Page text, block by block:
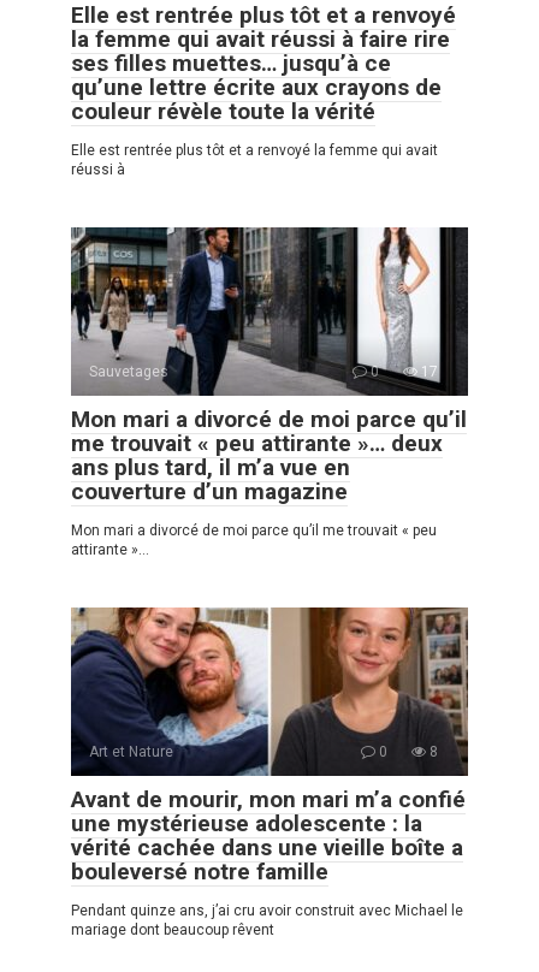
Elle est rentrée plus tôt et a renvoyé
la femme qui avait réussi à faire rire
ses filles muettes… jusqu’à ce
qu’une lettre écrite aux crayons de
couleur révèle toute la vérité
Elle est rentrée plus tôt et a renvoyé la femme qui avait
réussi à
Sauvetages 0 17
Mon mari a divorcé de moi parce qu’il
me trouvait « peu attirante »… deux
ans plus tard, il m’a vue en
couverture d’un magazine
Mon mari a divorcé de moi parce qu’il me trouvait « peu
attirante »…
Art et Nature 0 8
Avant de mourir, mon mari m’a confié
une mystérieuse adolescente : la
vérité cachée dans une vieille boîte a
bouleversé notre famille
Pendant quinze ans, j’ai cru avoir construit avec Michael le
mariage dont beaucoup rêvent